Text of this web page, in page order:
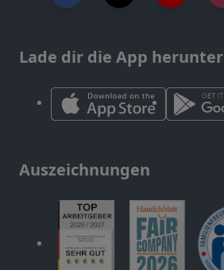
Lade dir die App herunter
Auszeichnungen